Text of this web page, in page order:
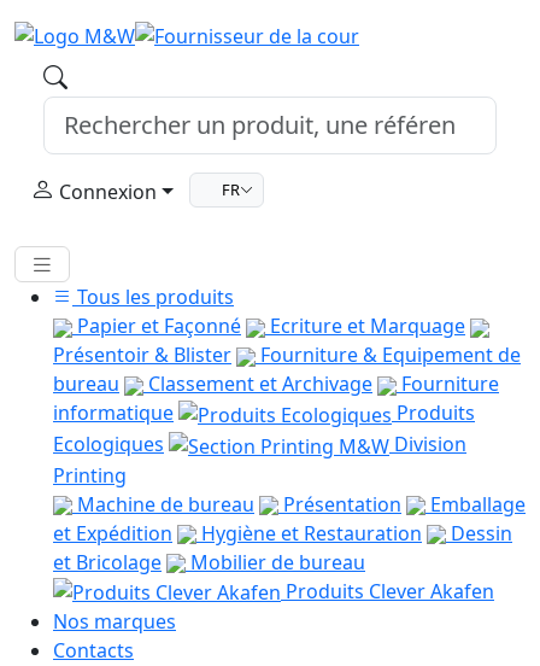
Connexion FR
Tous les produits
Papier et Façonné
Ecriture et Marquage
Présentoir & Blister
Fourniture & Equipement de
bureau
Classement et Archivage
Fourniture
informatique
Produits
Ecologiques
Division
Printing
Machine de bureau
Présentation
Emballage
et Expédition
Hygiène et Restauration
Dessin
et Bricolage
Mobilier de bureau
Produits Clever Akafen
Nos marques
Contacts